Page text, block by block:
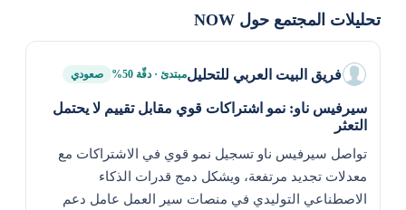
تحليلات المجتمع حول NOW
فريق البيت العربي للتحليل مبتدئ · دقّة 50% صعودي
سيرفيس ناو: نمو اشتراكات قوي مقابل تقييم لا يحتمل
التعثر
تواصل سيرفيس ناو تسجيل نمو قوي في الاشتراكات مع
معدلات تجديد مرتفعة، ويشكل دمج قدرات الذكاء
الاصطناعي التوليدي في منصات سير العمل عامل دعم